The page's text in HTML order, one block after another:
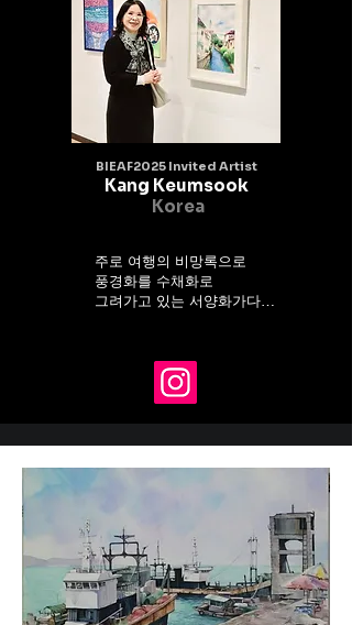
BIEAF2025 Invited Artist
Kang Keumsook
Korea
주로 여행의 비망록으로
풍경화를 수채화로
그려가고 있는 서양화가다
평화로움과 행복
아름다움만을 그려가는
화가이고 싶은 소망으로
멋진 좋은 작품을
많이 창작해 훌륭한
화가가 되고 싶은
꿈을 꾼다